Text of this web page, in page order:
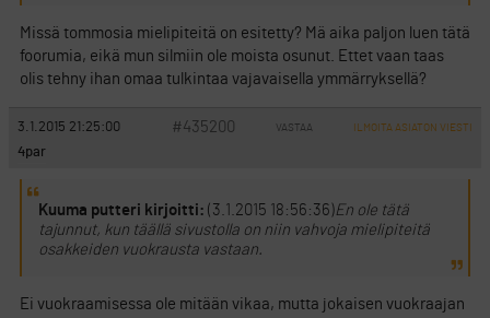
Missä tommosia mielipiteitä on esitetty? Mä aika paljon luen tätä
foorumia, eikä mun silmiin ole moista osunut. Ettet vaan taas
olis tehny ihan omaa tulkintaa vajavaisella ymmärryksellä?
3.1.2015 21:25:00 #435200 VASTAA ILMOITA ASIATON VIESTI
4par
Kuuma putteri kirjoitti: (3.1.2015 18:56:36)En ole tätä
tajunnut, kun täällä sivustolla on niin vahvoja mielipiteitä
osakkeiden vuokrausta vastaan.
Ei vuokraamisessa ole mitään vikaa, mutta jokaisen vuokraajan